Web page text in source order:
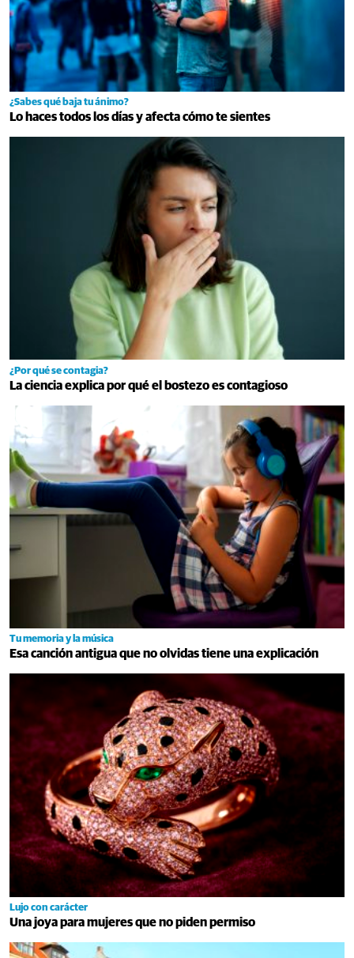
¿Sabes qué baja tu ánimo?
Lo haces todos los días y afecta cómo te sientes
¿Por qué se contagia?
La ciencia explica por qué el bostezo es contagioso
Tu memoria y la música
Esa canción antigua que no olvidas tiene una explicación
Lujo con carácter
Una joya para mujeres que no piden permiso